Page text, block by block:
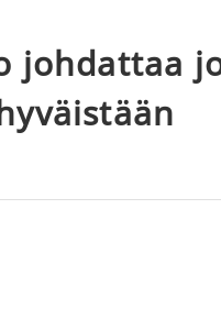
johdattaa